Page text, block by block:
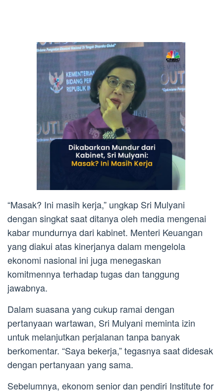
“Masak? Ini masih kerja,” ungkap Sri Mulyani
dengan singkat saat ditanya oleh media mengenai
kabar mundurnya dari kabinet. Menteri Keuangan
yang diakui atas kinerjanya dalam mengelola
ekonomi nasional ini juga menegaskan
komitmennya terhadap tugas dan tanggung
jawabnya.
Dalam suasana yang cukup ramai dengan
pertanyaan wartawan, Sri Mulyani meminta izin
untuk melanjutkan perjalanan tanpa banyak
berkomentar. “Saya bekerja,” tegasnya saat didesak
dengan pertanyaan yang sama.
Sebelumnya, ekonom senior dan pendiri Institute for